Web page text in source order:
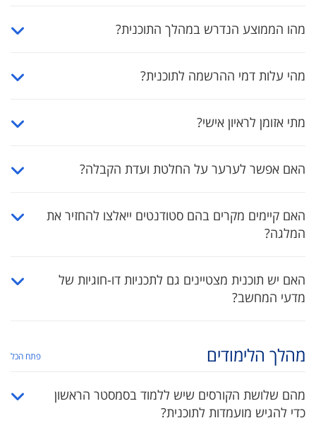
מהו הממוצע הנדרש במהלך התוכנית?
מהי עלות דמי ההרשמה לתוכנית?
מתי אזומן לראיון אישי?
האם אפשר לערער על החלטת ועדת הקבלה?
האם קיימים מקרים בהם סטודנטים ייאלצו להחזיר את
המלגה?
האם יש תוכנית מצטיינים גם לתכניות דו-חוגיות של
מדעי המחשב?
מהלך הלימודים פתח הכל
מהם שלושת הקורסים שיש ללמוד בסמסטר הראשון
כדי להגיש מועמדות לתוכנית?